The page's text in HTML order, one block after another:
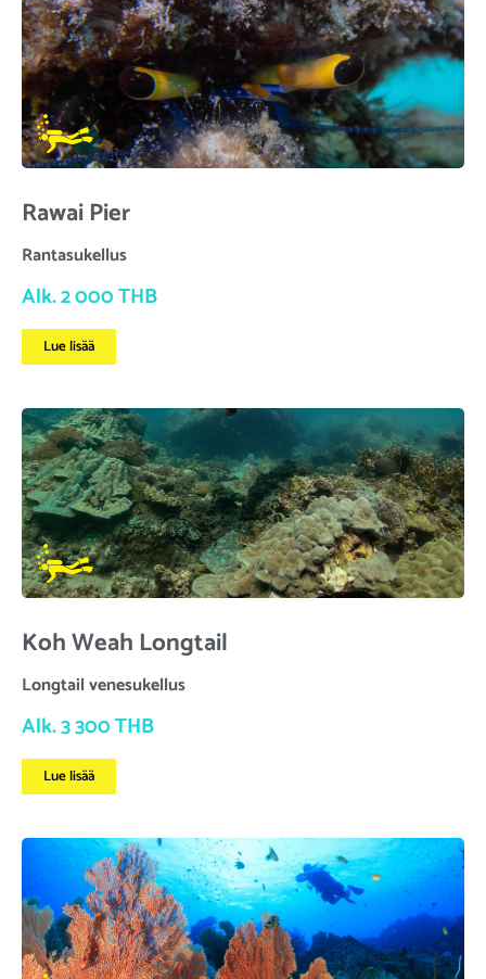
Rawai Pier
Rantasukellus
Alk. 2 000 THB
Lue lisää
Koh Weah Longtail
Longtail venesukellus
Alk. 3 300 THB
Lue lisää